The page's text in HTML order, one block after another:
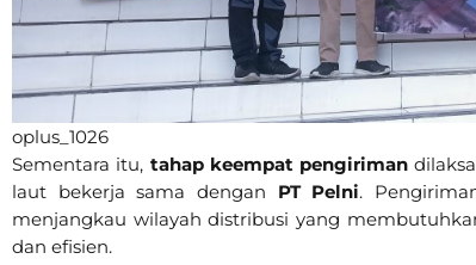
oplus_1026
Sementara itu, tahap keempat pengiriman
laut bekerja sama dengan PT Pelni.
menjangkau wilayah distribusi yang
dan efisien.